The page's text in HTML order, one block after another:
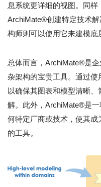
息系统更详细的视图。同
ArchiMate®创建特定技术
构师则可以使用它来建模底
总体而言，ArchiMate®是
杂架构的宝贵工具。通过
以确保其图表和模型清晰
解。此外，ArchiMate®是
何特定厂商或技术，使其
的工具。